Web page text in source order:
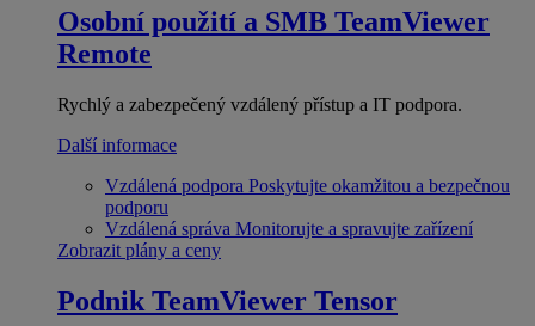
Osobní použití a SMB TeamViewer
Remote
Rychlý a zabezpečený vzdálený přístup a IT podpora.
Další informace
Vzdálená podpora Poskytujte okamžitou a bezpečnou
podporu
Vzdálená správa Monitorujte a spravujte zařízení
Zobrazit plány a ceny
Podnik TeamViewer Tensor